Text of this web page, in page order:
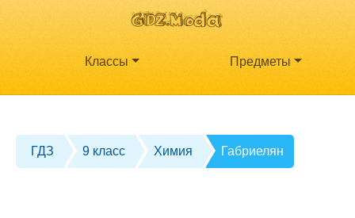
Классы Предметы
ГДЗ 9 класс Химия Габриелян